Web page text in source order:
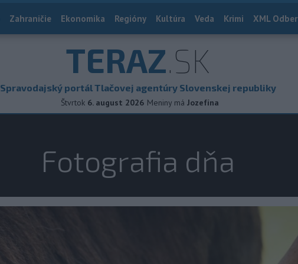
Zahraničie Ekonomika Regióny Kultúra Veda Krimi XML Odber
TERAZ.SK
Spravodajský portál Tlačovej agentúry Slovenskej republiky
Štvrtok 6. august 2026 Meniny má Jozefína
Fotografia dňa